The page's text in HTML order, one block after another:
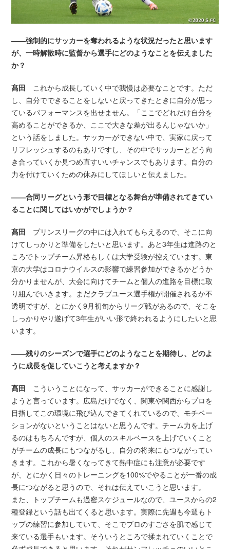
――強制的にサッカーを奪われるような状況だったと思います
が、一時解散時に監督から選手にどのようなことを伝えました
か？
髙田 これから成長していく中で我慢は必要なことです。ただ
し、自分でできることをしないと戻ってきたときに自分が思っ
ているパフォーマンスを出せません。「ここでどれだけ自分を
高めることができるか、ここで大きな差が出るんじゃないか」
という話をしました。サッカーができない中で、実家に戻って
リフレッシュするのもありですし、その中でサッカーとどう向
き合っていくか見つめ直すいいチャンスでもあります。自分の
力を付けていくための休みにしてほしいと伝えました。
――合同リーグという形で目標となる舞台が準備されてきてい
ることに関してはいかがでしょうか？
髙田 プリンスリーグの中には入れてもらえるので、そこに向
けてしっかりと準備をしたいと思います。あと3年生は進路のと
ころでトップチーム昇格もしくは大学受験が控えています。東
京の大学はコロナウイルスの影響で練習参加ができるかどうか
分かりませんが、大会に向けてチームと個人の進路を目標に取
り組んでいきます。まだクラブユース選手権が開催されるか不
透明ですが、とにかく9月初旬からリーグ戦があるので、そこを
しっかりやり遂げて3年生がいい形で終われるようにしたいと思
います。
――残りのシーズンで選手にどのようなことを期待し、どのよ
うに成長を促していこうと考えますか？
髙田 こういうことになって、サッカーができることに感謝し
ようと言っています。広島だけでなく、関東や関西からプロを
目指してこの環境に飛び込んできてくれているので、モチベー
ションがないということはないと思うんです。チーム力を上げ
るのはもちろんですが、個人のスキルベースを上げていくこと
がチームの成長にもつながるし、自分の将来にもつながってい
きます。これから暑くなってきて熱中症にも注意が必要です
が、とにかく日々のトレーニングを100%でやることが一番の成
長につながると思うので、それは伝えていこうと思います。
また、トップチームも過密スケジュールなので、ユースからの2
種登録という話も出てくると思います。実際に先週も今週もト
ップの練習に参加していて、そこでプロのすごさを肌で感じて
来ている選手もいます。そういうところで揉まれていくことで